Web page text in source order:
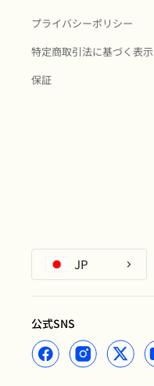
プライバシーポリシー
特定商取引法に基づく表示
保証
JP
公式SNS